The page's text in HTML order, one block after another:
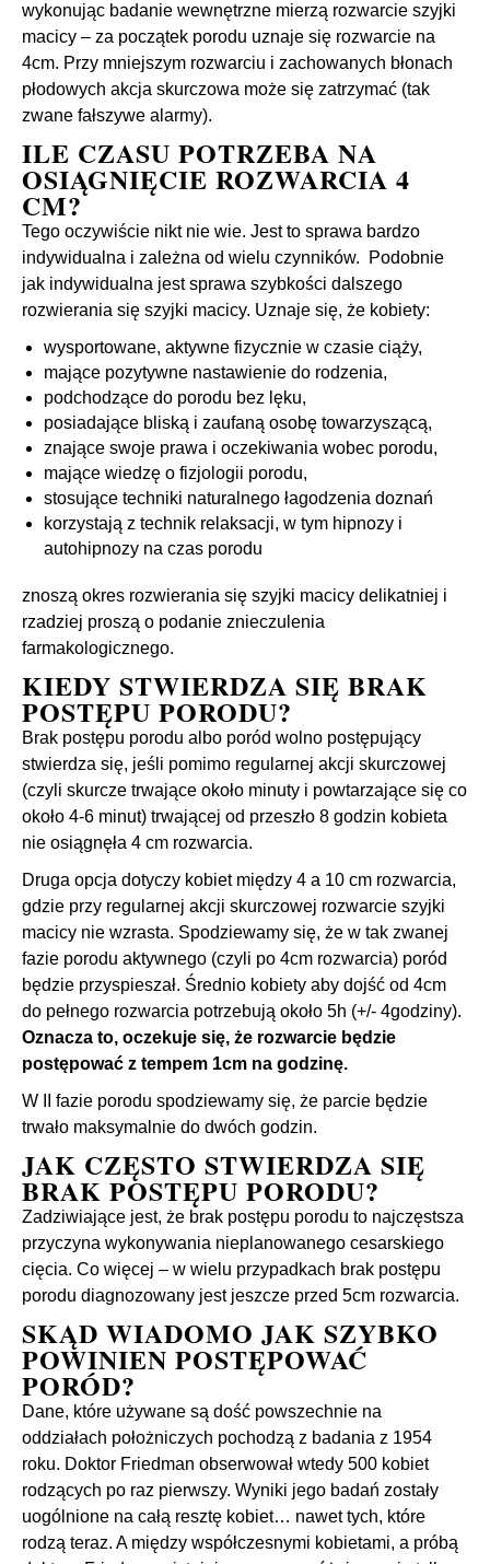
wykonując badanie wewnętrzne mierzą rozwarcie szyjki
macicy – za początek porodu uznaje się rozwarcie na
4cm. Przy mniejszym rozwarciu i zachowanych błonach
płodowych akcja skurczowa może się zatrzymać (tak
zwane fałszywe alarmy).
ILE CZASU POTRZEBA NA
OSIĄGNIĘCIE ROZWARCIA 4
CM?
Tego oczywiście nikt nie wie. Jest to sprawa bardzo
indywidualna i zależna od wielu czynników. Podobnie
jak indywidualna jest sprawa szybkości dalszego
rozwierania się szyjki macicy. Uznaje się, że kobiety:
wysportowane, aktywne fizycznie w czasie ciąży,
mające pozytywne nastawienie do rodzenia,
podchodzące do porodu bez lęku,
posiadające bliską i zaufaną osobę towarzyszącą,
znające swoje prawa i oczekiwania wobec porodu,
mające wiedzę o fizjologii porodu,
stosujące techniki naturalnego łagodzenia doznań
korzystają z technik relaksacji, w tym hipnozy i
autohipnozy na czas porodu
znoszą okres rozwierania się szyjki macicy delikatniej i
rzadziej proszą o podanie znieczulenia
farmakologicznego.
KIEDY STWIERDZA SIĘ BRAK
POSTĘPU PORODU?
Brak postępu porodu albo poród wolno postępujący
stwierdza się, jeśli pomimo regularnej akcji skurczowej
(czyli skurcze trwające około minuty i powtarzające się co
około 4-6 minut) trwającej od przeszło 8 godzin kobieta
nie osiągnęła 4 cm rozwarcia.
Druga opcja dotyczy kobiet między 4 a 10 cm rozwarcia,
gdzie przy regularnej akcji skurczowej rozwarcie szyjki
macicy nie wzrasta. Spodziewamy się, że w tak zwanej
fazie porodu aktywnego (czyli po 4cm rozwarcia) poród
będzie przyspieszał. Średnio kobiety aby dojść od 4cm
do pełnego rozwarcia potrzebują około 5h (+/- 4godziny).
Oznacza to, oczekuje się, że rozwarcie będzie
postępować z tempem 1cm na godzinę.
W II fazie porodu spodziewamy się, że parcie będzie
trwało maksymalnie do dwóch godzin.
JAK CZĘSTO STWIERDZA SIĘ
BRAK POSTĘPU PORODU?
Zadziwiające jest, że brak postępu porodu to najczęstsza
przyczyna wykonywania nieplanowanego cesarskiego
cięcia. Co więcej – w wielu przypadkach brak postępu
porodu diagnozowany jest jeszcze przed 5cm rozwarcia.
SKĄD WIADOMO JAK SZYBKO
POWINIEN POSTĘPOWAĆ
PORÓD?
Dane, które używane są dość powszechnie na
oddziałach położniczych pochodzą z badania z 1954
roku. Doktor Friedman obserwował wtedy 500 kobiet
rodzących po raz pierwszy. Wyniki jego badań zostały
uogólnione na całą resztę kobiet… nawet tych, które
rodzą teraz. A między współczesnymi kobietami, a próbą